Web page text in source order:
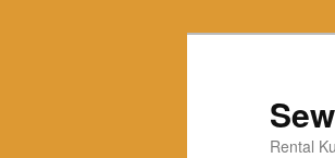
Rental